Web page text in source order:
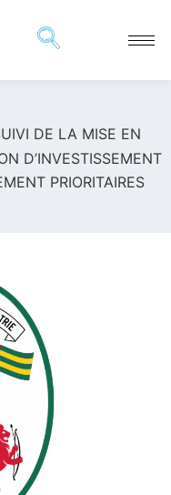
DE LA MISE EN
D’INVESTISSEMENT
PRIORITAIRES